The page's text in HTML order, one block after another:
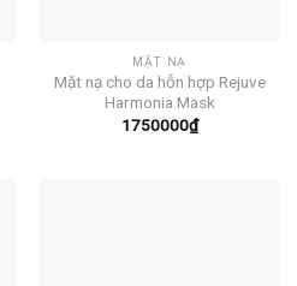
MẶT NẠ
Mặt nạ cho da hỗn hợp Rejuve
Harmonia Mask
1750000₫